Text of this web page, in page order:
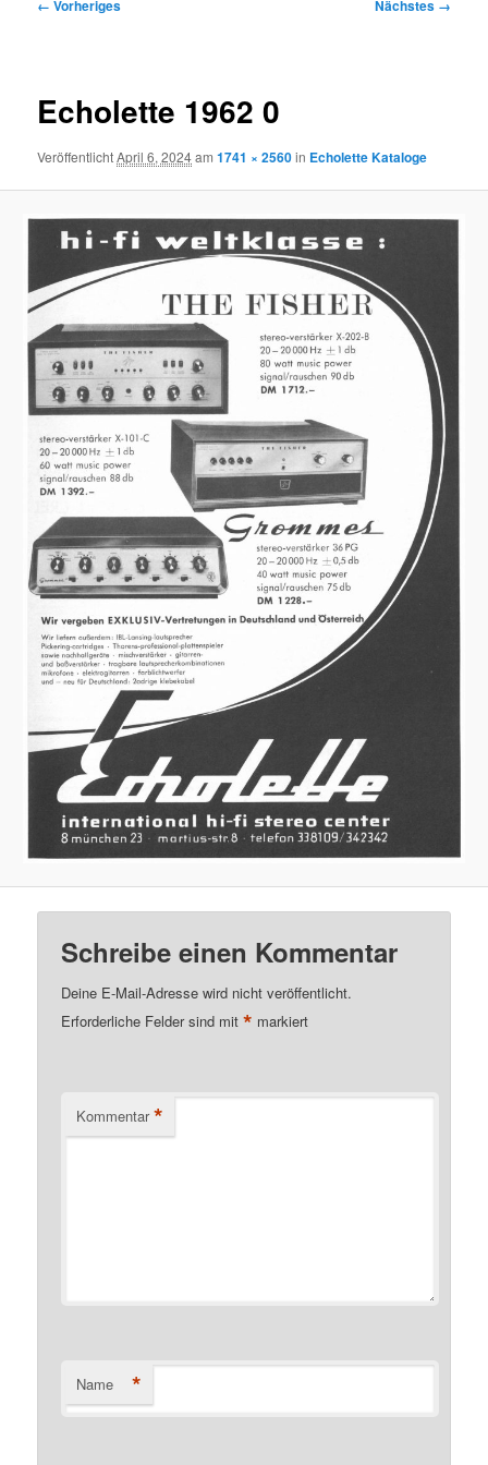
← Vorheriges Nächstes →
Echolette 1962 0
VeröffentlichtApril 6, 2024am1741 × 2560in Echolette Kataloge
Schreibe einen Kommentar
Deine E-Mail-Adresse wird nicht veröffentlicht.
Erforderliche Felder sind mit* markiert
Kommentar *
Name *